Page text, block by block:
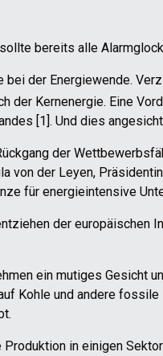
bereits alle
der Energiewende.
Kernenergie. Eine
[1]. Und dies
der
von der Leyen,
für energieintensive
der
ein mutiges Gesicht
Kohle und andere
in einigen